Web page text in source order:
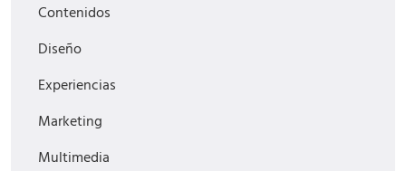
Contenidos
Diseño
Experiencias
Marketing
Multimedia